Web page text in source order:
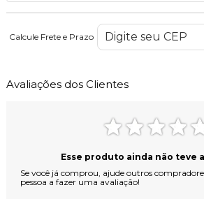
Calcule Frete e Prazo
Avaliações dos Clientes
Esse produto ainda não teve
Se você já comprou, ajude outros
pessoa a fazer uma avaliação!